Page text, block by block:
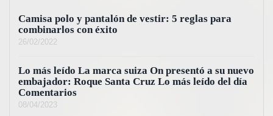
Camisa polo y pantalón de vestir: 5 reglas para
combinarlos con éxito
26/02/2022
Lo más leído La marca suiza On presentó a su nuevo
embajador: Roque Santa Cruz Lo más leído del día
Comentarios
08/04/2023